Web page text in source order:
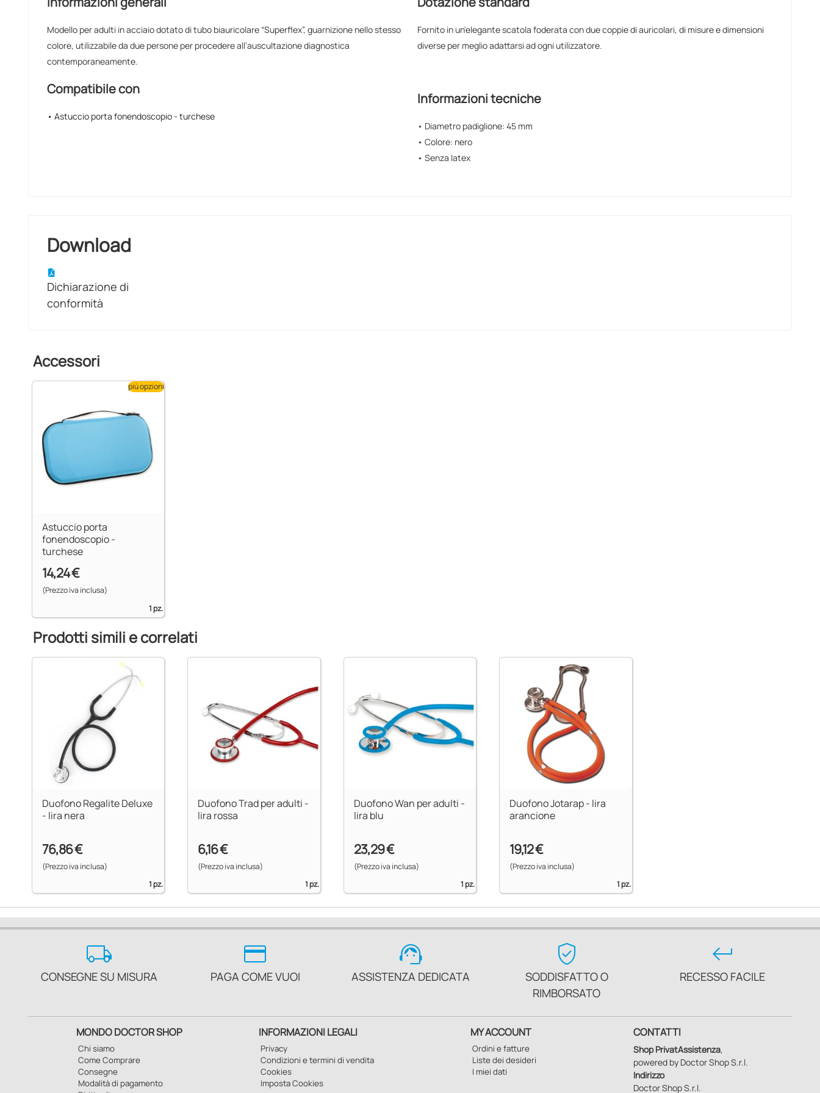
Modello per adulti in acciaio dotato di tubo biauricolare “Superflex”, guarnizione nello stesso
colore, utilizzabile da due persone per procedere all’auscultazione diagnostica
contemporaneamente.
Compatibile con
• Astuccio porta fonendoscopio - turchese
Fornito in un'elegante scatola foderata con due coppie di auricolari, di misure e dimensioni
diverse per meglio adattarsi ad ogni utilizzatore.
Informazioni tecniche
• Diametro padiglione: 45 mm
• Colore: nero
• Senza latex
Download
Dichiarazione di
conformità
Accessori
Astuccio porta
fonendoscopio -
turchese
14,24 €
(Prezzo iva inclusa)
1 pz.
più opzioni
Prodotti simili e correlati
Duofono Regalite Deluxe
- lira nera
76,86 €
(Prezzo iva inclusa)
1 pz.
Duofono Trad per adulti -
lira rossa
6,16 €
(Prezzo iva inclusa)
1 pz.
Duofono Wan per adulti -
lira blu
23,29 €
(Prezzo iva inclusa)
1 pz.
Duofono Jotarap - lira
arancione
19,12 €
(Prezzo iva inclusa)
1 pz.
local_shipping
CONSEGNE SU MISURA
credit_card
PAGA COME VUOI
support_agent
ASSISTENZA DEDICATA
verified_user
SODDISFATTO O
RIMBORSATO
keyboard_return
RECESSO FACILE
MONDO DOCTOR SHOP
Chi siamo
Come Comprare
Consegne
Modalità di pagamento
INFORMAZIONI LEGALI
Privacy
Condizioni e termini di vendita
Cookies
Imposta Cookies
MY ACCOUNT
Ordini e fatture
Liste dei desideri
I miei dati
CONTATTI
Shop PrivatAssistenza,
powered by Doctor Shop S.r.l.
Indirizzo
Doctor Shop S.r.l.